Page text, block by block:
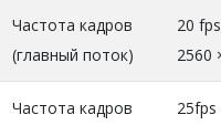
Частота кадров
(главный поток)
20
2560
Частота кадров
25fps